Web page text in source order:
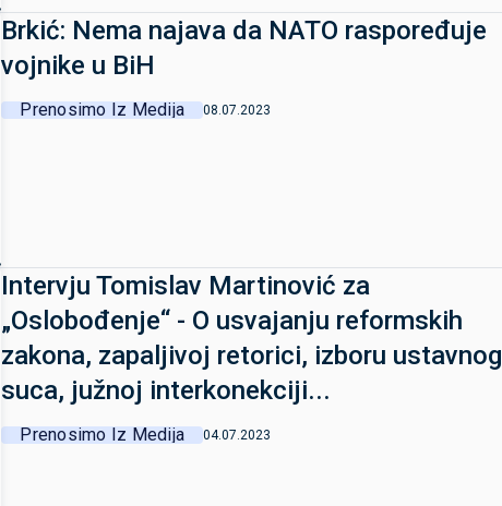
Brkić: Nema najava da NATO raspoređuje
vojnike u BiH
Prenosimo Iz Medija 08.07.2023
Intervju Tomislav Martinović za
„Oslobođenje“ - O usvajanju reformskih
zakona, zapaljivoj retorici, izboru ustavnog
suca, južnoj interkonekciji...
Prenosimo Iz Medija 04.07.2023